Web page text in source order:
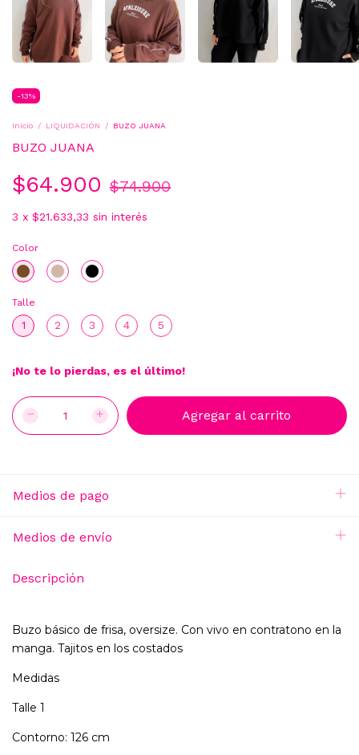
-13%
Inicio / LIQUIDACIÓN / BUZO JUANA
BUZO JUANA
$64.900 $74.900
3 x $21.633,33 sin interés
Color
Talle
1 2 3 4 5
¡No te lo pierdas, es el último!
Medios de pago
Medios de envío
Descripción
Buzo básico de frisa, oversize. Con vivo en contratono en la
manga. Tajitos en los costados
Medidas
Talle 1
Contorno: 126 cm